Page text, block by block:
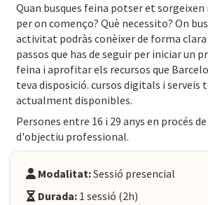
Quan busques feina potser et
per on començo? Què necessito? On
activitat podràs conèixer de forma
passos que has de seguir per iniciar un
feina i aprofitar els recursos que
teva disposició. cursos digitals i serveis
actualment disponibles.
Persones entre 16 i 29 anys en procés
d'objectiu professional.
Modalitat:Sessió presencial
Durada: 1 sessió (2h)